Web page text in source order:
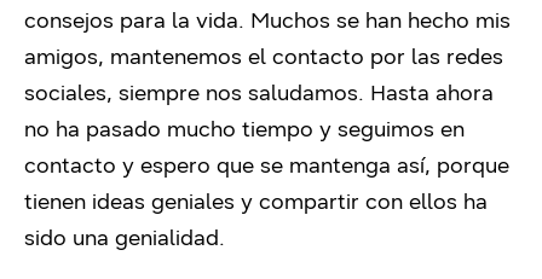
consejos para la vida. Muchos se han hecho mis
amigos, mantenemos el contacto por las redes
sociales, siempre nos saludamos. Hasta ahora
no ha pasado mucho tiempo y seguimos en
contacto y espero que se mantenga así, porque
tienen ideas geniales y compartir con ellos ha
sido una genialidad.